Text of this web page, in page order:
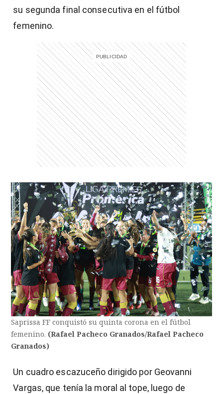
su segunda final consecutiva en el fútbol
femenino.
Saprissa FF conquistó su quinta corona en el fútbol
femenino. (Rafael Pacheco Granados/Rafael Pacheco
Granados)
Un cuadro escazuceño dirigido por Geovanni
Vargas, que tenía la moral al tope, luego de